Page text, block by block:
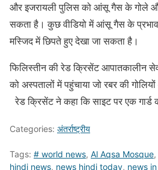
और इजरायली पुलिस को आंसू गैस के गोले
सकता है। कुछ वीडियो में आंसू गैस के
मस्जिद में छिपते हुए देखा जा सकता है।
फिलिस्तीन की रेड क्रिसेंट आपातकालीन
को अस्पतालों में पहुंचाया जो रबर की
रेड क्रिसेंट ने कहा कि साइट पर एक गार्ड
Categories: अंतर्राष्ट्रीय
Tags: # world news, Al Aqsa Mosque,
hindi news, news hindi today, news